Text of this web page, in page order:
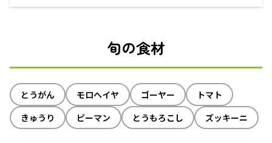
えるECサイト
旬の食材
とうがん モロヘイヤ ゴーヤー
トマト
きゅうり
ピーマン とうもろこし ズッキーニ